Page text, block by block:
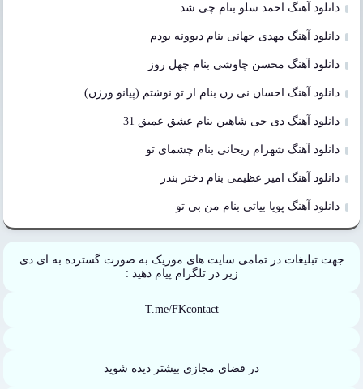
دانلود آهنگ احمد سلو بنام چی شد
دانلود آهنگ مهدی جهانی بنام دیوونه بودم
دانلود آهنگ محسن چاوشی بنام چهل روز
دانلود آهنگ احسان نی زن بنام از تو نوشتم (پیانو ورژن)
دانلود آهنگ دی جی شاهین بنام عشق عمیق 31
دانلود آهنگ شهرام ریحانی بنام چشمای تو
دانلود آهنگ امیر عظیمی بنام دختر بندر
دانلود آهنگ پویا بیاتی بنام من بی تو
جهت تبلیغات در تمامی سایت های موزیک به صورت گسترده به ای دی
زیر در تلگرام پیام دهید :
T.me/FKcontact
در فضای مجازی بیشتر دیده شوید